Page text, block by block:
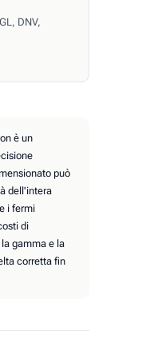
DNV,
è un
può
dell'intera
i fermi
di
gamma e la
corretta fin